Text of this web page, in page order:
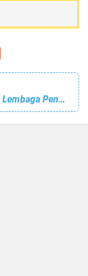
Perwira TNI AU Raih Gelar Master dari Lembaga Pendidikan Militer Qatar